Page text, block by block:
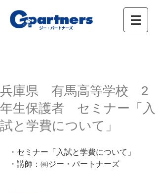
兵庫県 有馬高等学校 2
年生保護者 セミナー「入
試と学費について」
・セミナー「入試と学費について」
・講師：㈱ジー・パートナーズ